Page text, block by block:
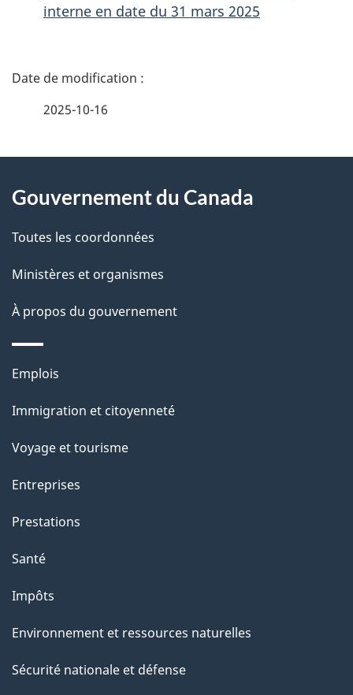
interne en date du 31 mars 2025
D
i
l
s
d
e
l
a
p
a
g
e
2025-10-16
propos
de
ce
site
Gouvernement du Canada
Toutes les coordonnées
Ministères et organismes
À propos du gouvernement
Thèmes
sujets
Emplois
Immigration et citoyenneté
Voyage et tourisme
Entreprises
Prestations
Santé
Impôts
Environnement et ressources naturelles
Sécurité nationale et défense